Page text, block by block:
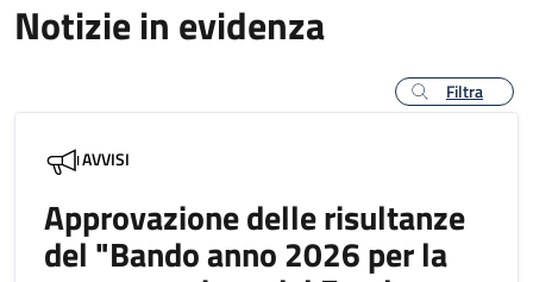
Notizie in evidenza
Filtra
AVVISI
Approvazione delle risultanze
del "Bando anno 2026 per la